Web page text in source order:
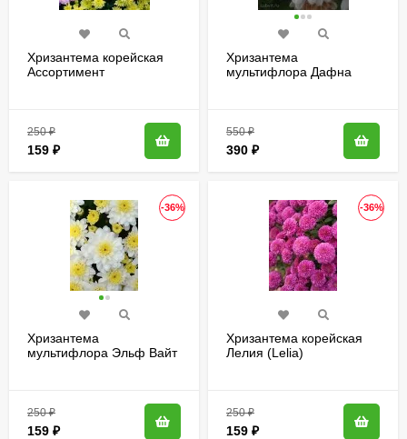
Хризантема корейская
Ассортимент
250₽
159 ₽
Хризантема
мультифлора Дафна
550₽
390 ₽
-36%
Хризантема
мультифлора Эльф Вайт
250₽
159 ₽
-36%
Хризантема корейская
Лелия (Lelia)
250₽
159 ₽